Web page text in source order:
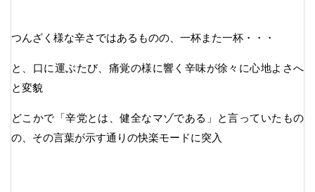
つんざく様な辛さではあるものの、一杯また一杯・・・
と、口に運ぶたび、痛覚の様に響く辛味が徐々に心地よさへ
と変貌
どこかで「辛党とは、健全なマゾである」と言っていたもの
の、その言葉が示す通りの快楽モードに突入